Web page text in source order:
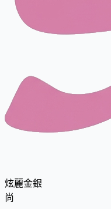
炫麗金銀
尚